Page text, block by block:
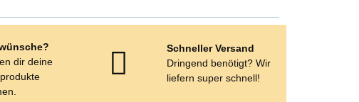
dir deine
Schneller Versand
Dringend benötigt? Wir
liefern super schnell!